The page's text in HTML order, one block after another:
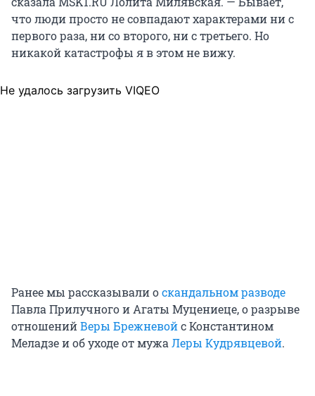
что люди просто не совпадают характерами ни с
первого раза, ни со второго, ни с третьего. Но
никакой катастрофы я в этом не вижу.
Не удалось загрузить VIQEO
Ранее мы рассказывали оскандальном разводе
Павла Прилучного и Агаты Муцениеце, о разрыве
отношенийВеры Брежневойс Константином
Меладзе и об уходе от мужа Леры Кудрявцевой.